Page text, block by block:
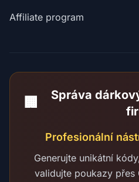
Affiliate program
🏢
Správa
Profesionální
Generujte unikátní
validujte poukazy přes